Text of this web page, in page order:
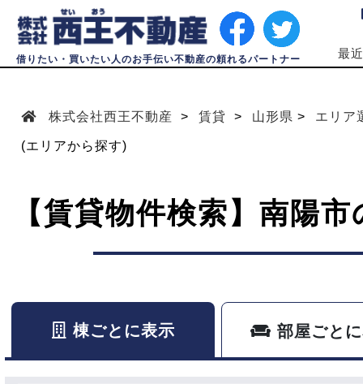
借りたい・買いたい人のお手伝い不動産の頼れるパートナー 最
株式会社西王不動産 賃貸 山形県 エリア
(エリアから探す)
【賃貸物件検索】南陽
棟ごとに表示 部屋ごと